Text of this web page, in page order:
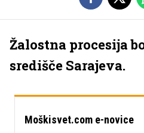
Žalostna procesija
središče Sarajeva.
Moškisvet.com e-novice